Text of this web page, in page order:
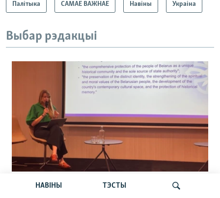
НАВІНЫ ТЭСТЫ
Палітыка САМАЕ ВАЖНАЕ Навіны Украіна
Выбар рэдакцыі
«Усё кепска і вельмі кепска».